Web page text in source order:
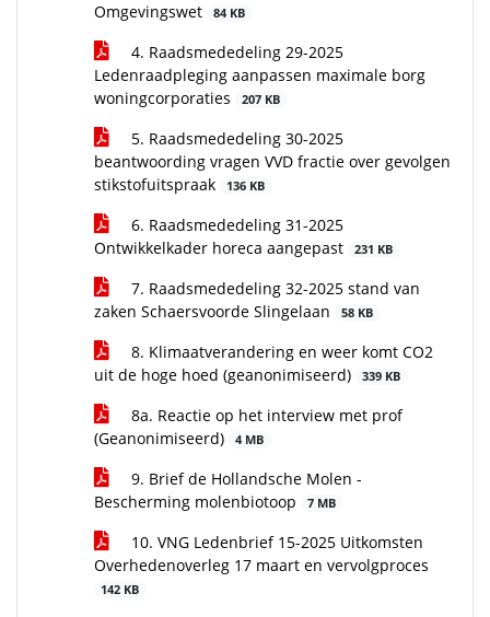
Omgevingswet
84 KB
4. Raadsmededeling 29-2025
Ledenraadpleging aanpassen maximale borg
woningcorporaties
207 KB
5. Raadsmededeling 30-2025
beantwoording vragen VVD fractie over gevolgen
stikstofuitspraak
136 KB
6. Raadsmededeling 31-2025
Ontwikkelkader horeca aangepast
231 KB
7. Raadsmededeling 32-2025 stand van
zaken Schaersvoorde Slingelaan
58 KB
8. Klimaatverandering en weer komt CO2
uit de hoge hoed (geanonimiseerd)
339 KB
8a. Reactie op het interview met prof
(Geanonimiseerd)
4 MB
9. Brief de Hollandsche Molen -
Bescherming molenbiotoop
7 MB
10. VNG Ledenbrief 15-2025 Uitkomsten
Overhedenoverleg 17 maart en vervolgproces
142 KB